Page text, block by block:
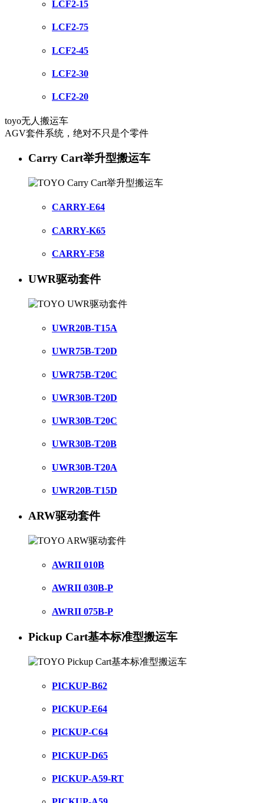
LCF2-15
LCF2-75
LCF2-45
LCF2-30
LCF2-20
toyo无人搬运车
AGV套件系统，绝对不只是个零件
Carry Cart举升型搬运车
CARRY-E64
CARRY-K65
CARRY-F58
UWR驱动套件
UWR20B-T15A
UWR75B-T20D
UWR75B-T20C
UWR30B-T20D
UWR30B-T20C
UWR30B-T20B
UWR30B-T20A
UWR20B-T15D
ARW驱动套件
AWRII 010B
AWRII 030B-P
AWRII 075B-P
Pickup Cart基本标准型搬运车
PICKUP-B62
PICKUP-E64
PICKUP-C64
PICKUP-D65
PICKUP-A59-RT